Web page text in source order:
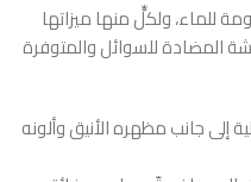
للماء، ولكلٍّ منها ميزاتها
المضادة للسوائل والمتوفرة
إلى جانب مظهره الأنيق وألونه